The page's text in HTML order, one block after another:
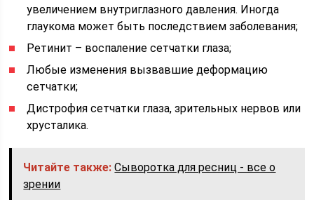
увеличением внутриглазного давления. Иногда
глаукома может быть последствием заболевания;
Ретинит – воспаление сетчатки глаза;
Любые изменения вызвавшие деформацию
сетчатки;
Дистрофия сетчатки глаза, зрительных нервов или
хрусталика.
Читайте также: Сыворотка для ресниц - все о
зрении